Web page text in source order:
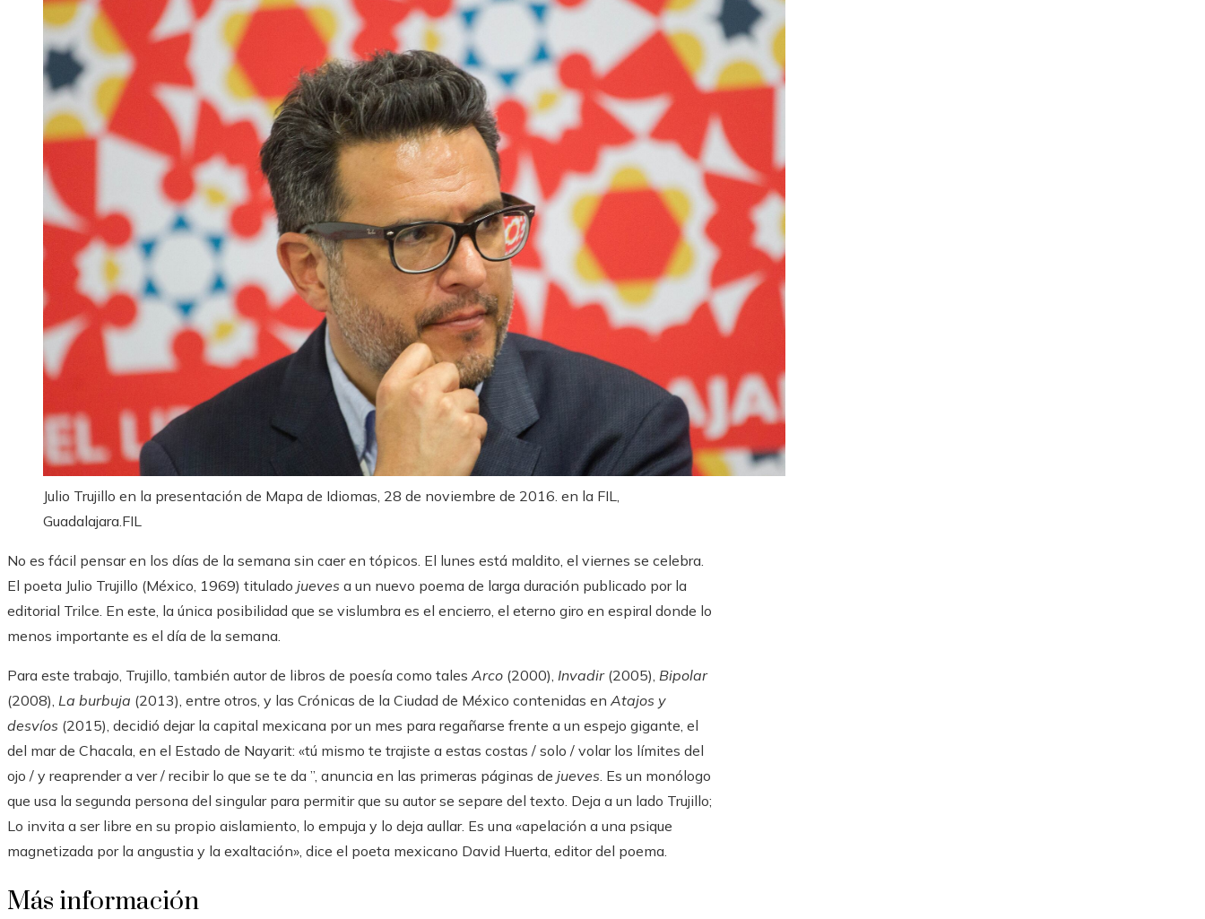
Julio Trujillo en la presentación de Mapa de Idiomas, 28 de noviembre de 2016. en la FIL,
Guadalajara.FIL
No es fácil pensar en los días de la semana sin caer en tópicos. El lunes está maldito, el viernes se celebra.
El poeta Julio Trujillo (México, 1969) titulado jueves a un nuevo poema de larga duración publicado por la
editorial Trilce. En este, la única posibilidad que se vislumbra es el encierro, el eterno giro en espiral donde lo
menos importante es el día de la semana.
Para este trabajo, Trujillo, también autor de libros de poesía como tales Arco (2000), Invadir(2005), Bipolar
(2008), La burbuja (2013), entre otros, y las Crónicas de la Ciudad de México contenidas en Atajos y
desvíos (2015), decidió dejar la capital mexicana por un mes para regañarse frente a un espejo gigante, el
del mar de Chacala, en el Estado de Nayarit: «tú mismo te trajiste a estas costas / solo / volar los límites del
ojo / y reaprender a ver / recibir lo que se te da ”, anuncia en las primeras páginas de jueves. Es un monólogo
que usa la segunda persona del singular para permitir que su autor se separe del texto. Deja a un lado Trujillo;
Lo invita a ser libre en su propio aislamiento, lo empuja y lo deja aullar. Es una «apelación a una psique
magnetizada por la angustia y la exaltación», dice el poeta mexicano David Huerta, editor del poema.
Más información